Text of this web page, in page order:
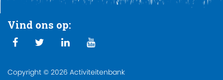
Vind ons op:
Copyright © 2026 Activiteitenbank